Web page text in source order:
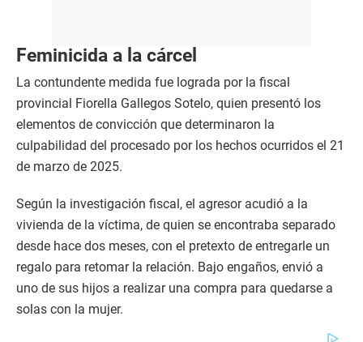
Feminicida a la cárcel
La contundente medida fue lograda por la fiscal
provincial Fiorella Gallegos Sotelo, quien presentó los
elementos de convicción que determinaron la
culpabilidad del procesado por los hechos ocurridos el 21
de marzo de 2025.
Según la investigación fiscal, el agresor acudió a la
vivienda de la víctima, de quien se encontraba separado
desde hace dos meses, con el pretexto de entregarle un
regalo para retomar la relación. Bajo engaños, envió a
uno de sus hijos a realizar una compra para quedarse a
solas con la mujer.